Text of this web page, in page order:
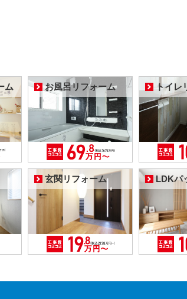
ム お風呂リフォーム トイレ
玄関リフォーム LDKパ